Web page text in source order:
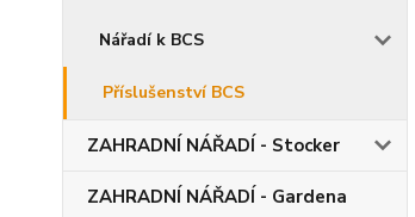
Nářadí k BCS
Příslušenství BCS
ZAHRADNÍ NÁŘADÍ - Stocker
ZAHRADNÍ NÁŘADÍ - Gardena